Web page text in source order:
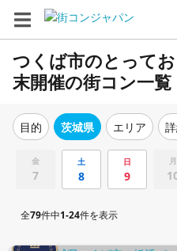
つくば市のとって
末開催の街コン一覧
目的 茨城県 エリア
金
7
土
8
日
9
月
全79件中1-24件を表示